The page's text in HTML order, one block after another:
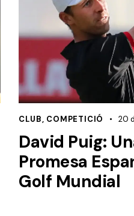
CLUB, COMPETICIÓ 20
David Puig:
Promesa
Golf Mundial